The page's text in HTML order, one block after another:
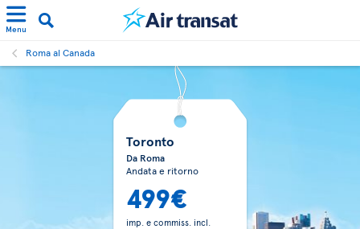
Menu
Roma al Canada
Toronto
Da Roma
Andata e ritorno
499€
imp. e commiss. incl.